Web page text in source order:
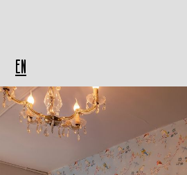
EN